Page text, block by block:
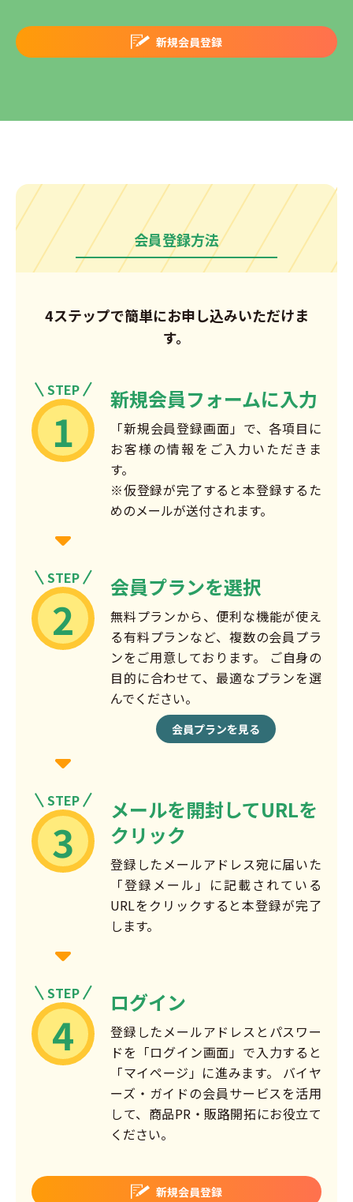
新規会員登録
会員登録方法
4ステップで簡単にお申し込みいただけま
す。
STEP
1
新規会員フォームに入力
「新規会員登録画面」で、各項目に
お客様の情報をご入力いただきま
す。
※仮登録が完了すると本登録するた
めのメールが送付されます。
STEP
2
会員プランを選択
無料プランから、便利な機能が使え
る有料プランなど、複数の会員プラ
ンをご用意しております。 ご自身の
目的に合わせて、最適なプランを選
んでください。
会員プランを見る
STEP
3
メールを開封してURLを
クリック
登録したメールアドレス宛に届いた
「登録メール」に記載されている
URLをクリックすると本登録が完了
します。
STEP
4
ログイン
登録したメールアドレスとパスワー
ドを「ログイン画面」で入力すると
「マイページ」に進みます。 バイヤ
ーズ・ガイドの会員サービスを活用
して、商品PR・販路開拓にお役立て
ください。
新規会員登録